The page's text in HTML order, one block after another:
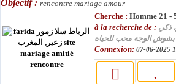
Objectif : rencontre mariage amour
Cherche : Homme 21 -
à la recherche de : ذكي
Connexion: 07-06-2025